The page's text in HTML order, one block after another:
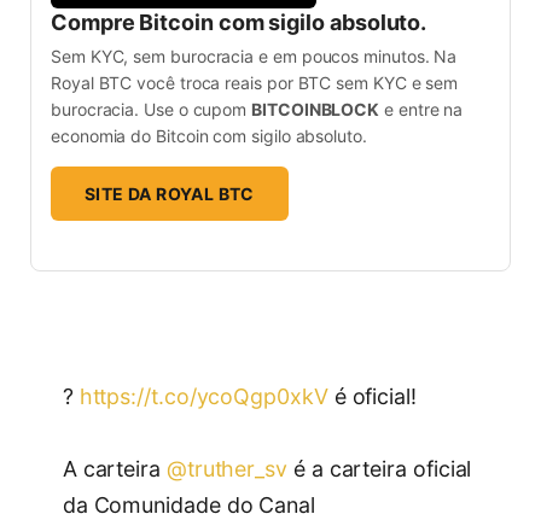
Compre Bitcoin com sigilo absoluto.
Sem KYC, sem burocracia e em poucos minutos. Na
Royal BTC você troca reais por BTC sem KYC e sem
burocracia. Use o cupom BITCOINBLOCK e entre na
economia do Bitcoin com sigilo absoluto.
SITE DA ROYAL BTC
? https://t.co/ycoQgp0xkVé oficial!
A carteira @truther_sv é a carteira oficial
da Comunidade do Canal